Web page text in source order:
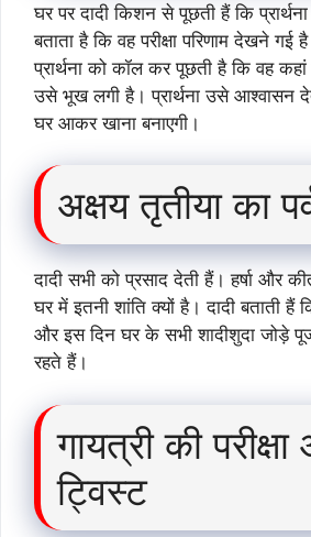
घर पर दादी किशन से पूछती हैं कि
बताता है कि वह परीक्षा परिणाम देखने गई
प्रार्थना को कॉल कर पूछती है कि वह
उसे भूख लगी है। प्रार्थना उसे आश्वासन
घर आकर खाना बनाएगी।
अक्षय तृतीया का
दादी सभी को प्रसाद देती हैं। हर्षा और
घर में इतनी शांति क्यों है। दादी बताती
और इस दिन घर के सभी शादीशुदा जोड़े
रहते हैं।
गायत्री की
ट्विस्ट